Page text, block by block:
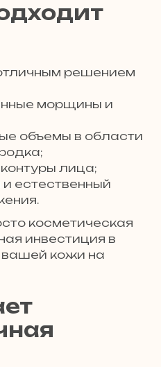
решением
морщины и
объемы в области
лица;
естественный
косметическая
инвестиция в
вашей кожи на